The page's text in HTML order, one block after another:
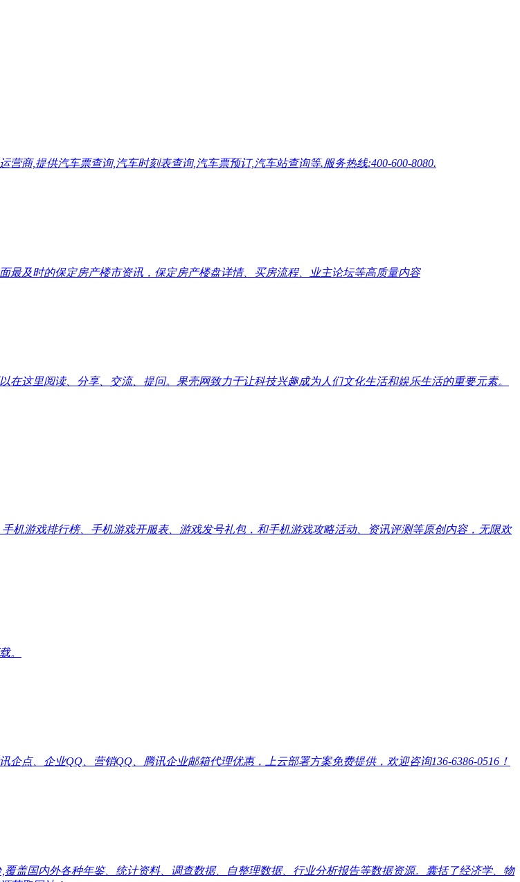
商,提供汽车票查询,汽车时刻表查询,汽车票预订,汽车站查询等.服务热线:400-600-8080.
及时的保定房产楼市资讯，保定房产楼盘详情、买房流程、业主论坛等高质量内容
这里阅读、分享、交流、提问。果壳网致力于让科技兴趣成为人们文化生活和娱乐生活的重要元素。
机游戏排行榜、手机游戏开服表、游戏发号礼包，和手机游戏攻略活动、资讯评测等原创内容，无限欢
。
点、企业QQ、营销QQ、腾讯企业邮箱代理优惠，上云部署方案免费提供，欢迎咨询136-6386-0516！
盖国内外各种年鉴、统计资料、调查数据、自整理数据、行业分析报告等数据资源。囊括了经济学、物